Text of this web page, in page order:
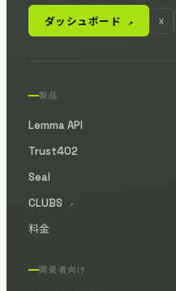
ダッシュボード ↗ X
製品
Lemma API
Trust402
Seal
CLUBS
↗
料金
開発者向け